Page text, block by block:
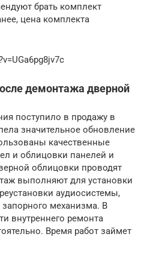
брать комплект
цена комплекта
демонтажа дверной
поступило в продажу в
значительное обновление
качественные
и облицовки панелей и
облицовки проводят
выполняют для установки
аудиосистемы,
механизма. В
внутреннего ремонта
Время работ займет